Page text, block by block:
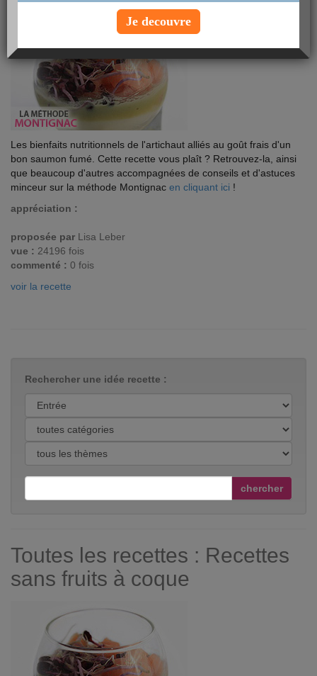
Les bienfaits nutritionnels de l'artichaut alliés au goût frais d'un
bon saumon fumé. Cette recette vous plaît ? Retrouvez-la, ainsi
que beaucoup d'autres accompagnées de conseils et d'astuces
minceur sur la méthode Montignac en cliquant ici !
appréciation :
proposée par Lisa Leber
vue : 24196 fois
commenté : 0 fois
voir la recette
Rechercher une idée recette :
chercher
Toutes les recettes : Recettes
sans fruits à coque
Je decouvre